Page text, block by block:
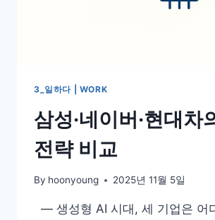
3_일하다 | WORK
삼성·네이버·현대차
전략 비교
By hoonyoung 2025년 11월 5일
— 생성형 AI 시대, 세 기업은 어